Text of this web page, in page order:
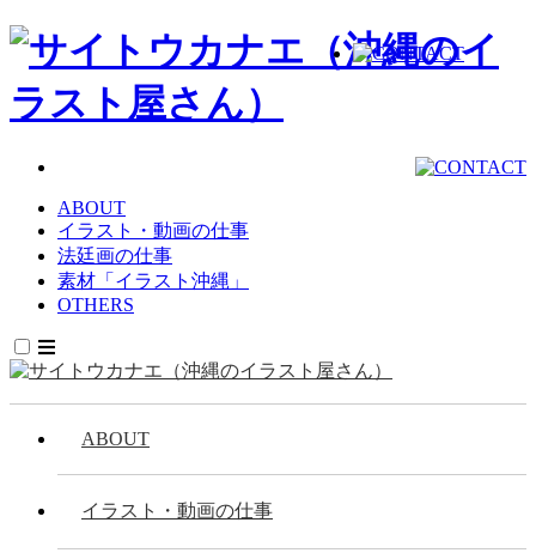
ABOUT
イラスト・動画の仕事
法廷画の仕事
素材「イラスト沖縄」
OTHERS
ABOUT
イラスト・動画の仕事